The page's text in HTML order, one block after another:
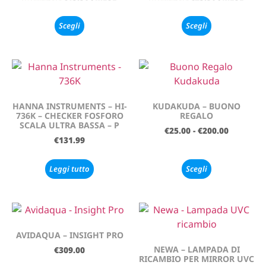
Scegli Scegli
HANNA INSTRUMENTS – HI-
736K – CHECKER FOSFORO
SCALA ULTRA BASSA – P
€131.99
Leggi tutto
KUDAKUDA – BUONO
REGALO
€25.00 - €200.00
Scegli
AVIDAQUA – INSIGHT PRO
€309.00
NEWA – LAMPADA DI
RICAMBIO PER MIRROR UVC